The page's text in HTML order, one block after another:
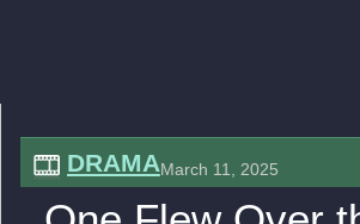
DRAMAMarch 11, 2025